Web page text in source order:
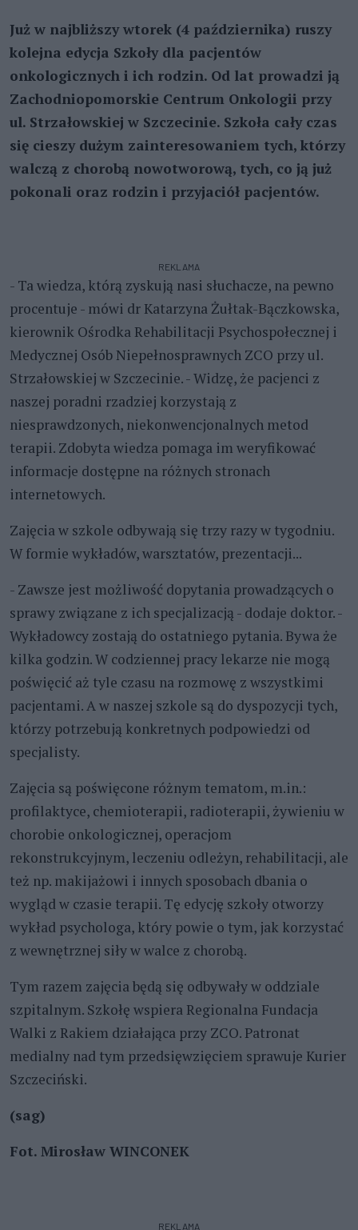
Już w najbliższy wtorek (4 października) ruszy
kolejna edycja Szkoły dla pacjentów
onkologicznych i ich rodzin. Od lat prowadzi ją
Zachodniopomorskie Centrum Onkologii przy
ul. Strzałowskiej w Szczecinie. Szkoła cały czas
się cieszy dużym zainteresowaniem tych, którzy
walczą z chorobą nowotworową, tych, co ją już
pokonali oraz rodzin i przyjaciół pacjentów.
REKLAMA
- Ta wiedza, którą zyskują nasi słuchacze, na pewno
procentuje - mówi dr Katarzyna Żułtak-Bączkowska,
kierownik Ośrodka Rehabilitacji Psychospołecznej i
Medycznej Osób Niepełnosprawnych ZCO przy ul.
Strzałowskiej w Szczecinie. - Widzę, że pacjenci z
naszej poradni rzadziej korzystają z
niesprawdzonych, niekonwencjonalnych metod
terapii. Zdobyta wiedza pomaga im weryfikować
informacje dostępne na różnych stronach
internetowych.
Zajęcia w szkole odbywają się trzy razy w tygodniu.
W formie wykładów, warsztatów, prezentacji...
- Zawsze jest możliwość dopytania prowadzących o
sprawy związane z ich specjalizacją - dodaje doktor. -
Wykładowcy zostają do ostatniego pytania. Bywa że
kilka godzin. W codziennej pracy lekarze nie mogą
poświęcić aż tyle czasu na rozmowę z wszystkimi
pacjentami. A w naszej szkole są do dyspozycji tych,
którzy potrzebują konkretnych podpowiedzi od
specjalisty.
Zajęcia są poświęcone różnym tematom, m.in.:
profilaktyce, chemioterapii, radioterapii, żywieniu w
chorobie onkologicznej, operacjom
rekonstrukcyjnym, leczeniu odleżyn, rehabilitacji, ale
też np. makijażowi i innych sposobach dbania o
wygląd w czasie terapii. Tę edycję szkoły otworzy
wykład psychologa, który powie o tym, jak korzystać
z wewnętrznej siły w walce z chorobą.
Tym razem zajęcia będą się odbywały w oddziale
szpitalnym. Szkołę wspiera Regionalna Fundacja
Walki z Rakiem działająca przy ZCO. Patronat
medialny nad tym przedsięwzięciem sprawuje Kurier
Szczeciński.
(sag)
Fot. Mirosław WINCONEK
REKLAMA